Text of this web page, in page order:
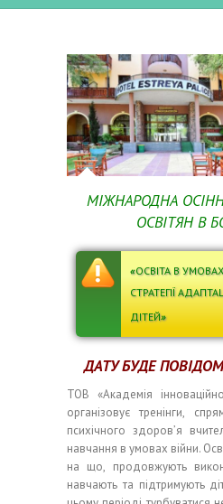
МІЖНАРОДНА
ОСВІТЯНВ
«ОСВІТА В
СТРАТЕГІЇ
ДІТЕЙ»
ДАТУ БУДЕ
ТОВ «Академія
організовує тренінги,
психічного здоров’я
навчання в умовах війни.
на що, продовжують
навчають та підтримують